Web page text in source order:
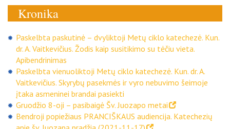
Kronika
Paskelbta paskutinė – dvyliktoji Metų ciklo katechezė. Kun.
dr. A. Vaitkevičius. Žodis kaip susitikimo su tėčiu vieta.
Apibendrinimas
Paskelbta vienuoliktoji Metų ciklo katechezė. Kun. dr. A.
Vaitkevičius. Skyrybų pasekmės ir vyro nebuvimo šeimoje
įtaka asmeninei brandai pasiekti
Gruodžio 8-oji – pasibaigė Šv. Juozapo metai
Bendroji popiežiaus PRANCIŠKAUS audiencija. Katechezių